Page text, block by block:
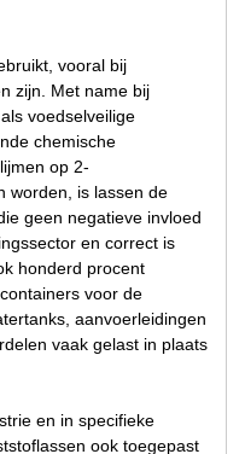
vooral bij
zijn. Met name bij
voedselveilige
chemische
op 2-
worden, is lassen de
geen negatieve invloed
en correct is
honderd procent
voor de
aanvoerleidingen
vaak gelast in plaats
en in specifieke
ook toegepast